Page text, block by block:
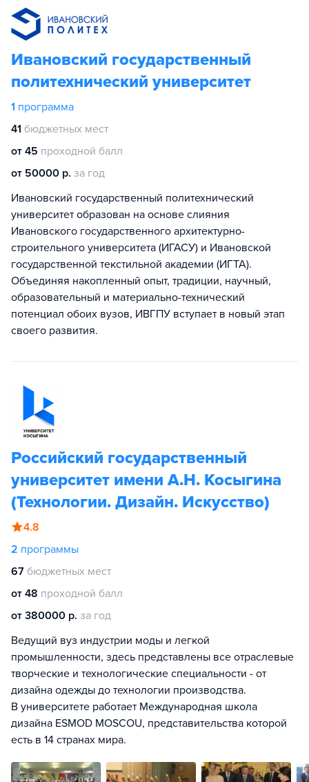
Ивановский государственный
политехнический университет
1 программа
41 бюджетных мест
от 45 проходной балл
от 50000 р. за год
Ивановский государственный политехнический
университет образован на основе слияния
Ивановского государственного архитектурно-
строительного университета (ИГАСУ) и Ивановской
государственной текстильной академии (ИГТА).
Объединяя накопленный опыт, традиции, научный,
образовательный и материально-технический
потенциал обоих вузов, ИВГПУ вступает в новый этап
своего развития.
Российский государственный
университет имени А.Н. Косыгина
(Технологии. Дизайн. Искусство)
4.8
2 программы
67 бюджетных мест
от 48 проходной балл
от 380000 р. за год
Ведущий вуз индустрии моды и легкой
промышленности, здесь представлены все отраслевые
творческие и технологические специальности - от
дизайна одежды до технологии производства.
В университете работает Международная школа
дизайна ESMOD MOSCOU, представительства которой
есть в 14 странах мира.